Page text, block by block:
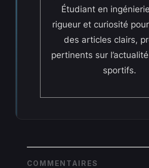
Étudiant en
rigueur et curiosité
des articles clairs,
pertinents sur
sportifs.
COMMENTAIRES